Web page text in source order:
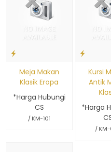
Meja Makan
Klasik Eropa
*Harga Hubungi
CS
/ KM-101
Kursi
Antik
*Harga
/